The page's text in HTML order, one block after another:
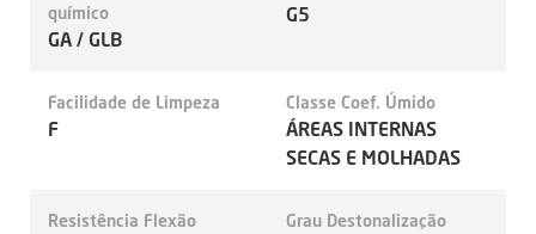
químico
GA / GLB
G5
Facilidade de Limpeza
F
Classe Coef. Úmido
ÁREAS INTERNAS
SECAS E MOLHADAS
Resistência Flexão
Grau Destonalização